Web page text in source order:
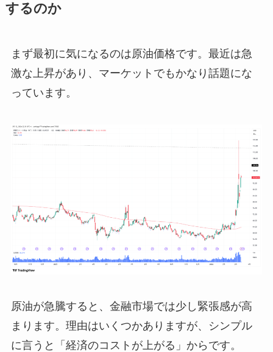
するのか
まず最初に気になるのは原油価格です。最近は急
激な上昇があり、マーケットでもかなり話題にな
っています。
原油が急騰すると、金融市場では少し緊張感が高
まります。理由はいくつかありますが、シンプル
に言うと「経済のコストが上がる」からです。